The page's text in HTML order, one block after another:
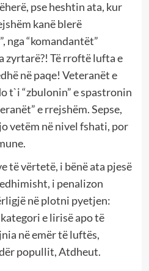
pse heshtin ata, kur
kanë blerë
nga “komandantët”
zyrtarë?! Të rroftë lufta e
në paqe! Veteranët e
t`i “zbulonin” e spastronin
e rrejshëm. Sepse,
vetëm në nivel fshati, por
të vërtetë, i bënë ata pjesë
i penalizon
në plotni pyetjen:
e lirisë apo të
në emër të luftës,
popullit, Atdheut.